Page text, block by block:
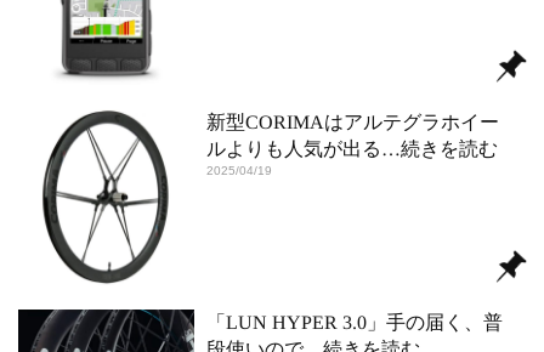
新型CORIMAはアルテグラホイー
ルよりも人気が出る …続きを読む
2025/04/19
「LUN HYPER 3.0」手の届く、普